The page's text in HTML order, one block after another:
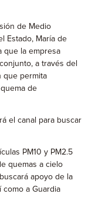
de Medio
Estado, María de
que la empresa
a través del
que permita
de
el canal para buscar
PM10 y PM2.5
quemas a cielo
apoyo de la
como a Guardia